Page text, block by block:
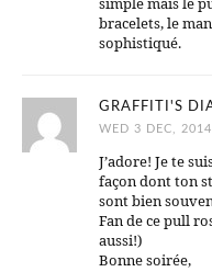
bracelets, le
sophistiqué.
GRAFFITI'S
WED 3 DEC, 2014
J’adore! Je te
façon dont ton
sont bien
Fan de ce pull
aussi!)
Bonne soirée,